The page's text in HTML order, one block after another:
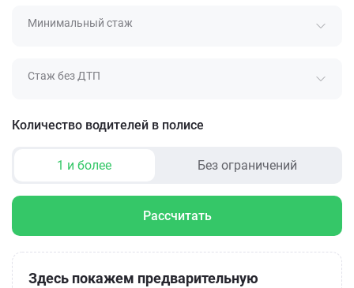
Минимальный стаж
Стаж без ДТП
Количество водителей в полисе
1 и более Без ограничений
Рассчитать
Здесь покажем предварительную